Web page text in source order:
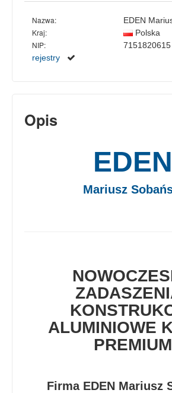
Nazwa: EDEN
Kraj: Polska
NIP:
rejestry
Opis
EDEN
Mariusz
ALUMINIOWE
PREMIUM
Firma EDEN Mariusz